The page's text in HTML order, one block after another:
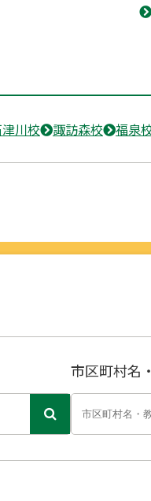
川校 諏訪森校 福泉
市区町村名